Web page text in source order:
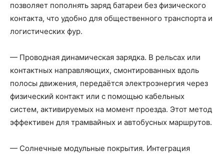
позволяет пополнять заряд батареи без физического
контакта, что удобно для общественного транспорта и
логистических фур.
— Проводная динамическая зарядка. В рельсах или
контактных направляющих, смонтированных вдоль
полосы движения, передаётся электроэнергия через
физический контакт или с помощью кабельных
систем, активируемых на момент проезда. Этот метод
эффективен для трамвайных и автобусных маршрутов.
— Солнечные модульные покрытия. Интеграция